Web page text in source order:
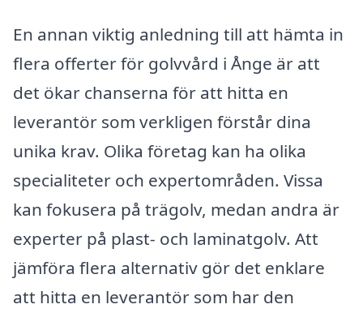
En annan viktig anledning till att hämta in
flera offerter för golvvård i Ånge är att
det ökar chanserna för att hitta en
leverantör som verkligen förstår dina
unika krav. Olika företag kan ha olika
specialiteter och expertområden. Vissa
kan fokusera på trägolv, medan andra är
experter på plast- och laminatgolv. Att
jämföra flera alternativ gör det enklare
att hitta en leverantör som har den